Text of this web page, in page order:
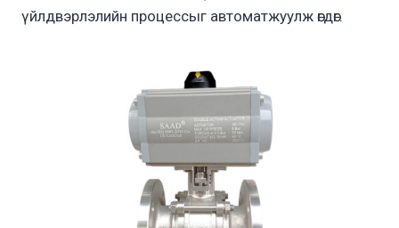
үйлдвэрлэлийн процессыг автоматжуулж өгдөг.